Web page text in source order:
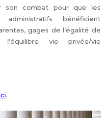
son combat pour que les
bénéficient
gages de l’égalité de
vie privée/vie
.